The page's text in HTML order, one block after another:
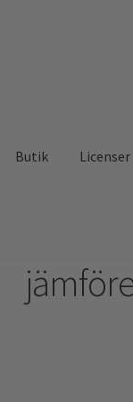
Butik Licenser